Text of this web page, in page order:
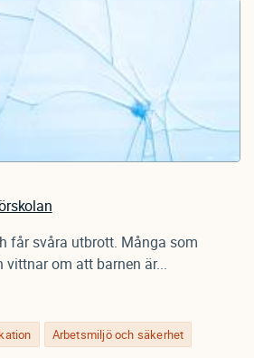
Arbetsmiljö och säkerhet
får svåra utbrott. Många som
om att barnen är...